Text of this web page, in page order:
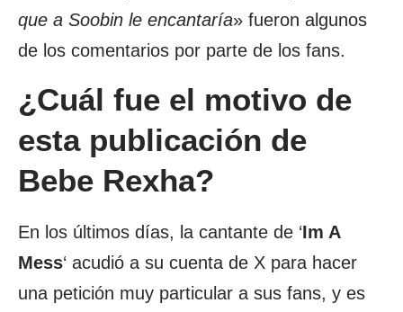
que a Soobin le encantaría» fueron algunos
de los comentarios por parte de los fans.
¿Cuál fue el motivo de
esta publicación de
Bebe Rexha?
En los últimos días, la cantante de ‘Im A
Mess‘ acudió a su cuenta de X para hacer
una petición muy particular a sus fans, y es